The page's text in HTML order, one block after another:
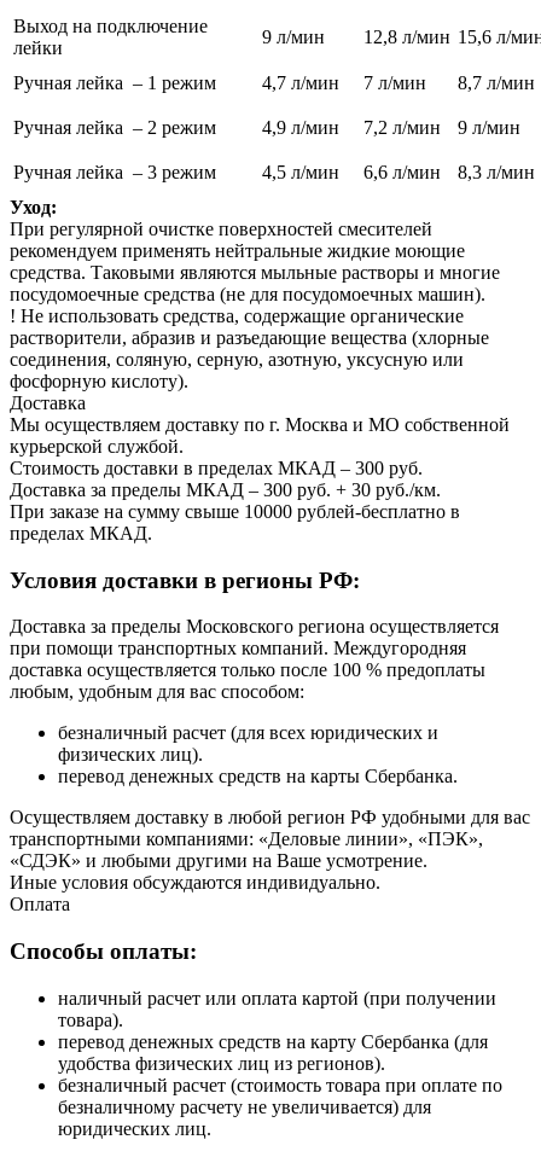
Выход на подключение
лейки
9 л/мин 12,8 л/мин 15,6 л/
Ручная лейка – 1 режим 4,7 л/мин 7 л/мин 8,7 л/мин
Ручная лейка – 2 режим 4,9 л/мин 7,2 л/мин 9 л/мин
Ручная лейка – 3 режим 4,5 л/мин 6,6 л/мин
8,3 л/мин
Уход:
При регулярной очистке поверхностей смесителей
рекомендуем применять нейтральные жидкие моющие
средства. Таковыми являются мыльные растворы и многие
посудомоечные средства (не для посудомоечных машин).
! Не использовать средства, содержащие органические
растворители, абразив и разъедающие вещества (хлорные
соединения, соляную, серную, азотную, уксусную или
фосфорную кислоту).
Доставка
Мы осуществляем доставку по г. Москва и МО собственной
курьерской службой.
Стоимость доставки в пределах МКАД – 300 руб.
Доставка за пределы МКАД – 300 руб. + 30 руб./км.
При заказе на сумму свыше 10000 рублей-бесплатно в
пределах МКАД.
Условия доставки в регионы РФ:
Доставка за пределы Московского региона осуществляется
при помощи транспортных компаний. Междугородняя
доставка осуществляется только после 100 % предоплаты
любым, удобным для вас способом:
безналичный расчет (для всех юридических и
физических лиц).
перевод денежных средств на карты Сбербанка.
Осуществляем доставку в любой регион РФ удобными для вас
транспортными компаниями: «Деловые линии», «ПЭК»,
«СДЭК» и любыми другими на Ваше усмотрение.
Иные условия обсуждаются индивидуально.
Оплата
Способы оплаты:
наличный расчет или оплата картой (при получении
товара).
перевод денежных средств на карту Сбербанка (для
удобства физических лиц из регионов).
безналичный расчет (стоимость товара при оплате по
безналичному расчету не увеличивается) для
юридических лиц.